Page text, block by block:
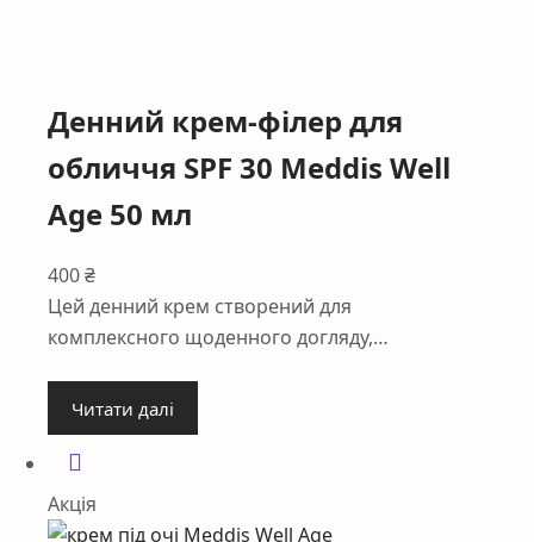
Денний крем-філер для
обличчя SPF 30 Meddis Well
Age 50 мл
400₴
Цей денний крем створений для
комплексного щоденного догляду,…
Читати далі
Акція